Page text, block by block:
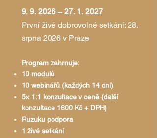
9. 9. 2026 – 27. 1. 2027
První živé dobrovolné setkání: 28.
srpna 2026 v Praze
Program zahrnuje:
10 modulů
10 webinářů (každých 14 dní)
5× 1:1 konzultace v ceně (další
konzultace 1600 Kč + DPH)
Ruzuku podpora
1 živé setkání